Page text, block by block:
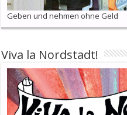
Geben und nehmen ohne Geld
Viva la Nordstadt!